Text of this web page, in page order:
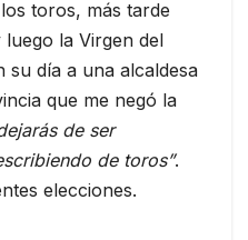
toros, más tarde
la Virgen del
su día a una alcaldesa
que me negó la
de ser
de toros”.
elecciones.